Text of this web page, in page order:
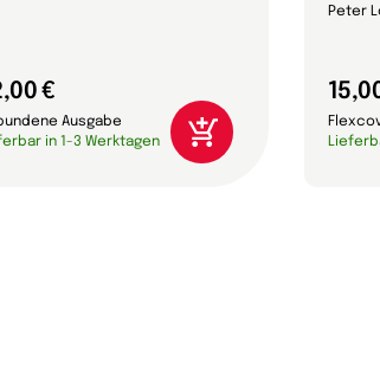
€
Ausgabe
in 1-3 Werktagen
Peter